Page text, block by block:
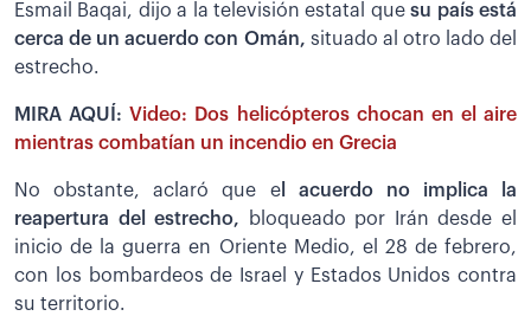
Esmail Baqai, dijo a la televisión estatal quesu país está
cerca de un acuerdo con Omán, situado al otro lado del
estrecho.
MIRA AQUÍ:Video: Dos helicópteros chocan en el aire
mientras combatían un incendio en Grecia
No obstante, aclaró que el acuerdo no implica la
reapertura del estrecho,
bloqueado por Irán desde el
inicio de la guerra en Oriente Medio, el 28 de febrero,
con los bombardeos de Israel y Estados Unidos contra
su territorio.